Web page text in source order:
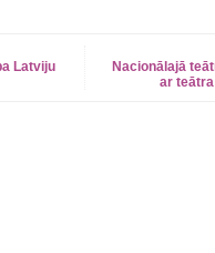
Latviju
Nacionālajā
ar